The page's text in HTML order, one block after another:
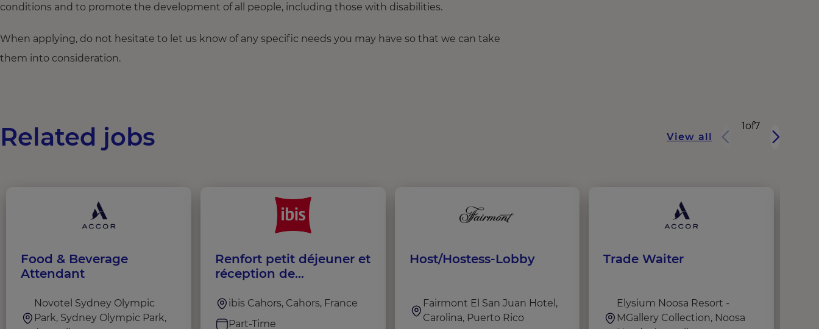
conditions and to promote the development of all people, including those with disabilities.
When applying, do not hesitate to let us know of any specific needs you may have so that we can take
them into consideration.
Related jobs View all
1of7
Food & Beverage
Attendant
Novotel Sydney Olympic
Park, Sydney Olympic Park,
Renfort petit déjeuner et
réception de
ibis Cahors, Cahors, France
Part-Time
Host/Hostess-Lobby
Fairmont El San Juan Hotel,
Carolina, Puerto Rico
Trade Waiter
Elysium Noosa Resort -
MGallery Collection, Noosa